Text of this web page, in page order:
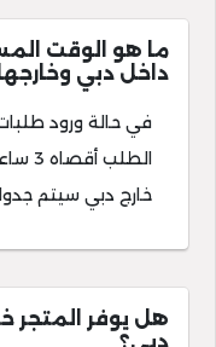
ما هو الوقت
داخل دبي
في حالة ورود
خارج دبي سيتم
هل يوفر المتجر
دبي؟